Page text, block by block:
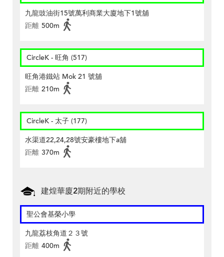
九龍豉油街15號萬利商業大廈地下1號舖
距離 500m
CircleK - 旺角 (517)
旺角港鐵站 Mok 21 號舖
距離 210m
CircleK - 太子 (177)
水渠道22,24,28號安豪樓地下a舖
距離 370m
建煌華廈2期附近的學校
聖公會基榮小學
九龍荔枝角道２３號
距離 400m